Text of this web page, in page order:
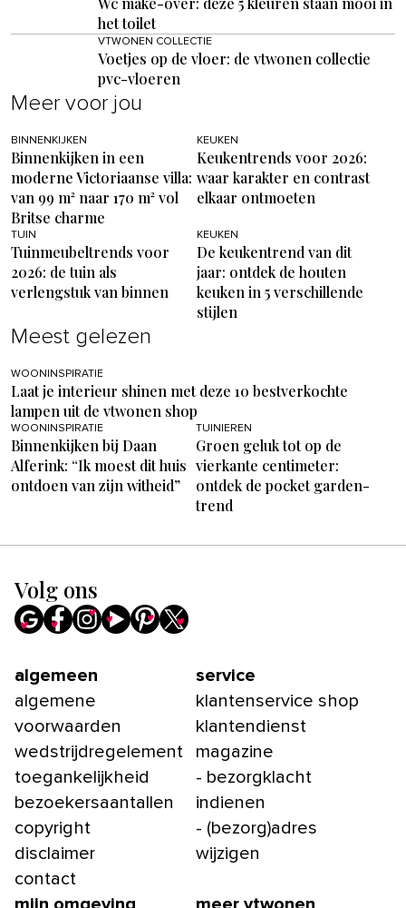
het toilet
VTWONEN COLLECTIE
Voetjes op de vloer: de vtwonen collectie
pvc-vloeren
Meer voor jou
BINNENKIJKEN
Binnenkijken in een
moderne Victoriaanse villa:
van 99 m² naar 170 m² vol
Britse charme
KEUKEN
Keukentrends voor 2026:
waar karakter en contrast
elkaar ontmoeten
TUIN
Tuinmeubeltrends voor
2026: de tuin als
verlengstuk van binnen
KEUKEN
De keukentrend van dit
jaar: ontdek de houten
keuken in 5 verschillende
stijlen
Meest gelezen
WOONINSPIRATIE
Laat je interieur shinen met deze 10 bestverkochte
lampen uit de vtwonen shop
WOONINSPIRATIE
Binnenkijken bij Daan
Alferink: “Ik moest dit huis
ontdoen van zijn witheid”
TUINIEREN
Groen geluk tot op de
vierkante centimeter:
ontdek de pocket garden-
trend
Volg ons
algemeen
algemene
voorwaarden
wedstrijdregelement
toegankelijkheid
bezoekersaantallen
copyright
disclaimer
contact
service
klantenservice shop
klantendienst
magazine
- bezorgklacht
indienen
- (bezorg)adres
wijzigen
mijn omgeving meer vtwonen